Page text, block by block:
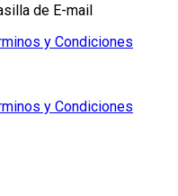
de E-mail
y Condiciones
y Condiciones